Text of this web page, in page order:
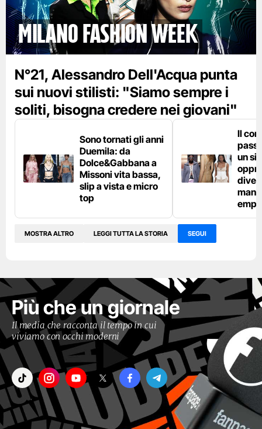
Milano Fashion Week
N°21, Alessandro Dell'Acqua punta
sui nuovi stilisti: "Siamo sempre i
soliti, bisogna credere nei giovani"
Sono tornati gli anni
Duemila: da
Dolce&Gabbana a
Missoni vita bassa,
slip a vista e micro
top
Il
un
MOSTRA ALTRO LEGGI TUTTA LA STORIA SEGUI
Più che un giornale
Il media che racconta il tempo in cui
viviamo con occhi moderni